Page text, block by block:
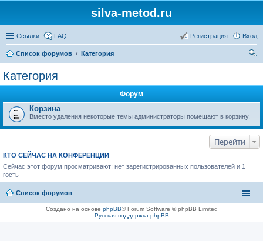
silva-metod.ru
Ссылки FAQ Вход
Регистрация
Список форумов
Категория
Категория
Форум
Корзина
Вместо удаления некоторые темы администраторы помещают в корзину.
Перейти
КТО СЕЙЧАС НА КОНФЕРЕНЦИИ
Сейчас этот форум просматривают: нет зарегистрированных пользователей и 1
гость
Список форумов
Создано на основе phpBB® Forum Software © phpBB Limited
Русская поддержка phpBB